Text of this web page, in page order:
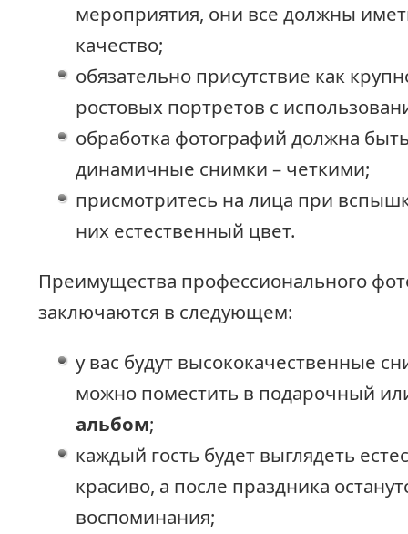
мероприятия, они все должны
качество;
обязательно присутствие как
ростовых портретов с
обработка фотографий должна
динамичные снимки – четкими;
присмотритесь на лица при
них естественный цвет.
Преимущества профессионального
заключаются в следующем:
у вас будут высококачественные
можно поместить в подарочный
альбом;
каждый гость будет выглядеть
красиво, а после праздника
воспоминания;